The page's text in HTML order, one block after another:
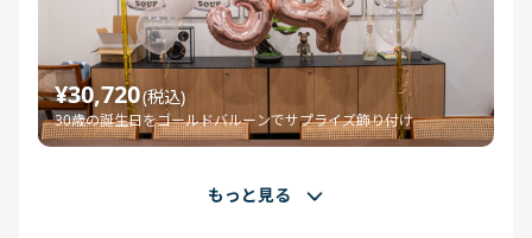
¥30,720(税込)
30歳の誕生日をゴールドバルーンでサプライズ飾り付け
もっと見る